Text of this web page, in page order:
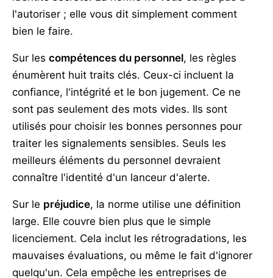
l'autoriser ; elle vous dit simplement comment
bien le faire.
Sur les compétences du personnel, les règles
énumèrent huit traits clés. Ceux-ci incluent la
confiance, l'intégrité et le bon jugement. Ce ne
sont pas seulement des mots vides. Ils sont
utilisés pour choisir les bonnes personnes pour
traiter les signalements sensibles. Seuls les
meilleurs éléments du personnel devraient
connaître l'identité d'un lanceur d'alerte.
Sur le préjudice, la norme utilise une définition
large. Elle couvre bien plus que le simple
licenciement. Cela inclut les rétrogradations, les
mauvaises évaluations, ou même le fait d'ignorer
quelqu'un. Cela empêche les entreprises de